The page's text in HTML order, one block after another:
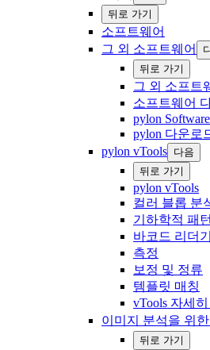
‍뒤로 ‍가기
소프트웨어
그 외 소프트웨어
‍뒤로 ‍가기
그 외 소프트
소프트웨어
pylon
pylon 다운로
pylon vTools 다음
‍뒤로 ‍가기
pylon vTools
컬러 블롭 분
기하학적 패
바코드 리더기
측정
보정 및 정류
템플릿 매칭
vTools 자세히
이미지 분석을 위
‍뒤로 ‍가기